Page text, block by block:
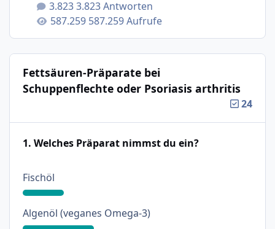
3.823 Antworten
587.259 Aufrufe
Fettsäuren-Präparate bei
Schuppenflechte oder Psoriasis arthritis
24
1. Welches Präparat nimmst du ein?
Fischöl: 18%
Algenöl (veganes Omega-3): 31%